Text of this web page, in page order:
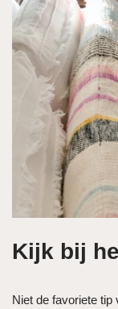
Kijk bij
Niet de favoriete tip